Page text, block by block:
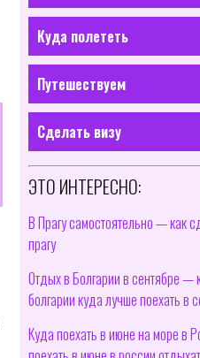
Куда полететь
Путешествуем
Сделать визу
ЭТО ИНТЕРЕСНО:
В Прагу самостоятельно — как
прагу
Отдых в Болгарии в сентябре —
болгарии куда лучше поехать в
Куда поехать в июне на море в